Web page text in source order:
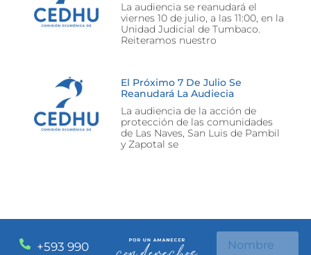
La audiencia se reanudará el
viernes 10 de julio, a las 11:00, en la
Unidad Judicial de Tumbaco.
Reiteramos nuestro
El Próximo 7 De Julio Se
Reanudará La Audiecia
La audiencia de la acción de
protección de las comunidades
de Las Naves, San Luis de Pambil
y Zapotal se
+593 990